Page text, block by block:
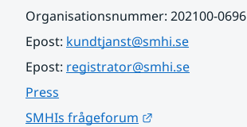
Organisationsnummer: 202100-0696
Epost: kundtjanst@smhi.se
Epost: registrator@smhi.se
Press
SMHIs frågeforum